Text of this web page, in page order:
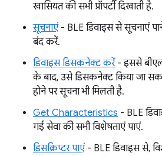
खासियत की सभी प्रॉपर्टी दिखाती है.
सूचनाएं- BLE डिवाइस से सूचनाएं
बंद करें.
डिवाइस डिसकनेक्ट करें- इससे
के बाद, उसे डिसकनेक्ट किया जा
होने पर सूचना भी मिलती है.
Get Characteristics - BLE
गई सेवा की सभी विशेषताएं पाएं.
डिसक्रिप्टर पाएं- BLE डिवाइस से,